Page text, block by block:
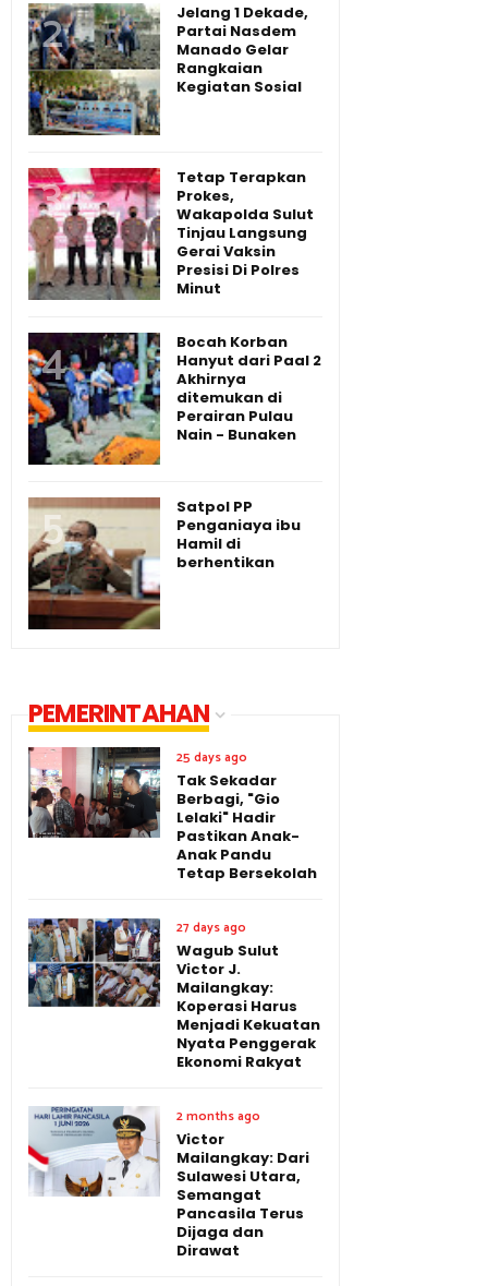
Jelang 1 Dekade,
Partai Nasdem
Manado Gelar
Rangkaian
Kegiatan Sosial
Tetap Terapkan
Prokes,
Wakapolda Sulut
Tinjau Langsung
Gerai Vaksin
Presisi Di Polres
Minut
Bocah Korban
Hanyut dari Paal 2
Akhirnya
ditemukan di
Perairan Pulau
Nain - Bunaken
Satpol PP
Penganiaya ibu
Hamil di
berhentikan
PEMERINTAHAN
25 days ago
Tak Sekadar
Berbagi, "Gio
Lelaki" Hadir
Pastikan Anak-
Anak Pandu
Tetap Bersekolah
27 days ago
Wagub Sulut
Victor J.
Mailangkay:
Koperasi Harus
Menjadi Kekuatan
Nyata Penggerak
Ekonomi Rakyat
2 months ago
Victor
Mailangkay: Dari
Sulawesi Utara,
Semangat
Pancasila Terus
Dijaga dan
Dirawat